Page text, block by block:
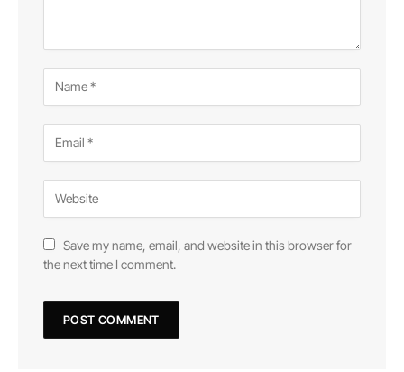
Save my name, email, and website in this browser for
the next time I comment.